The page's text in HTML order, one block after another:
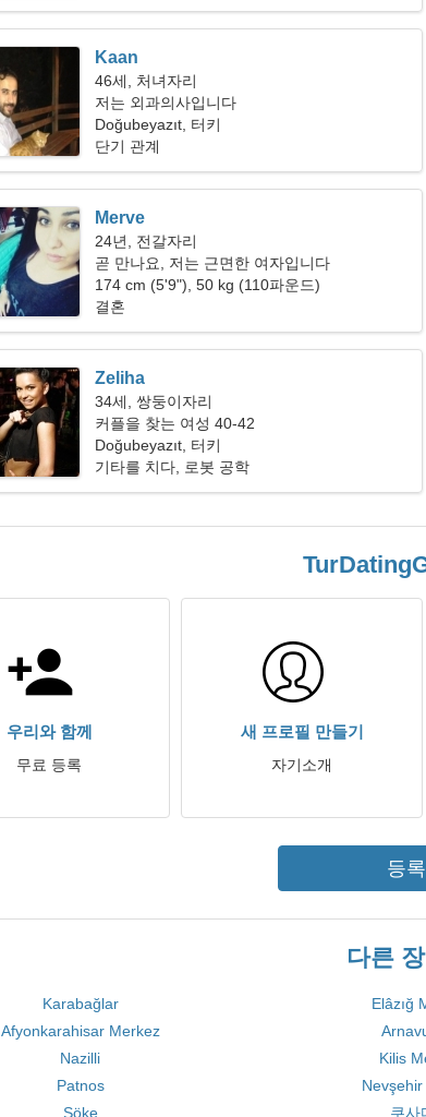
Kaan
46세, 처녀자리
저는 외과의사입니다
Doğubeyazıt, 터키
단기 관계
Merve
24년, 전갈자리
곧 만나요, 저는 근면한 여자입니다
174 cm (5'9"), 50 kg (110파운드)
결혼
Zeliha
34세, 쌍둥이자리
커플을 찾는 여성 40-42
Doğubeyazıt, 터키
기타를 치다, 로봇 공학
우리와 함께
무료 등록
새 프로필 만들기
자기소개
등
다른
Karabağlar Elâzığ
Afyonkarahisar Merkez
Nazilli
Kilis
Patnos
Söke
쿠사